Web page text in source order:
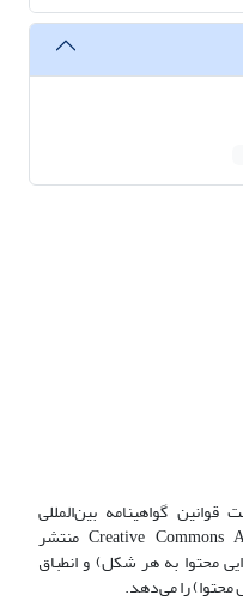
گواهینامه بین‌المللی
Creative Commons Attribution 4.0 International License منتشر
محتوا به هر شکل) و انطباق
محتوا) را می‌دهد.